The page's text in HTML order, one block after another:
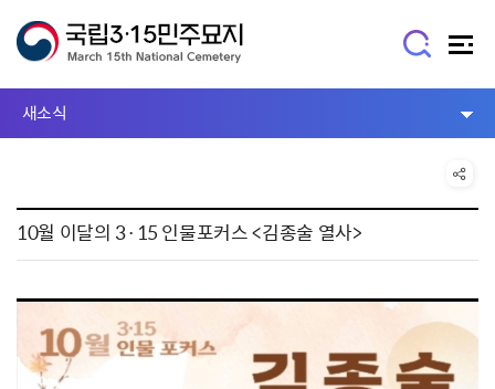
새소식
10월 이달의 3·15 인물포커스 <김종술 열사>